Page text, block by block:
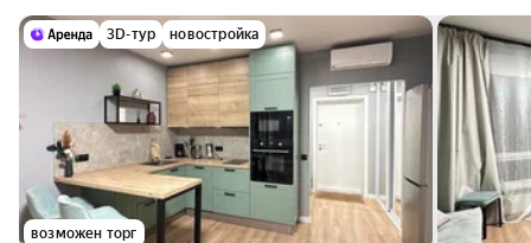
3D-тур новостройка
возможен торг